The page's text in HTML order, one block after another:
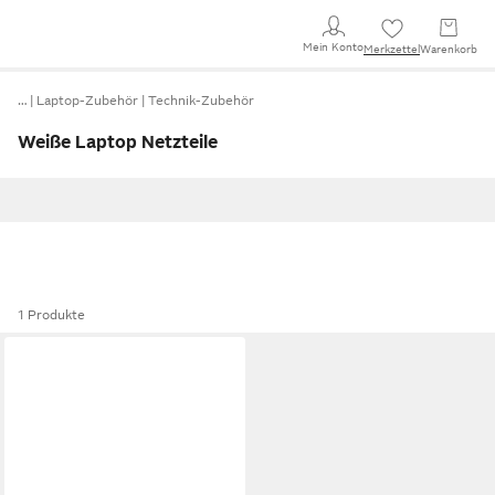
Mein KontoMerkzettel Warenkorb
… Laptop-Zubehör Technik-Zubehör
Weiße Laptop Netzteile
1 Produkte